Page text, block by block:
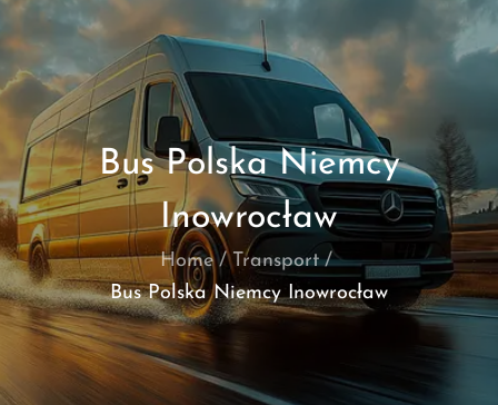
Bus Polska Niemcy
Inowrocław
Home
Transport
Bus Polska Niemcy Inowrocław